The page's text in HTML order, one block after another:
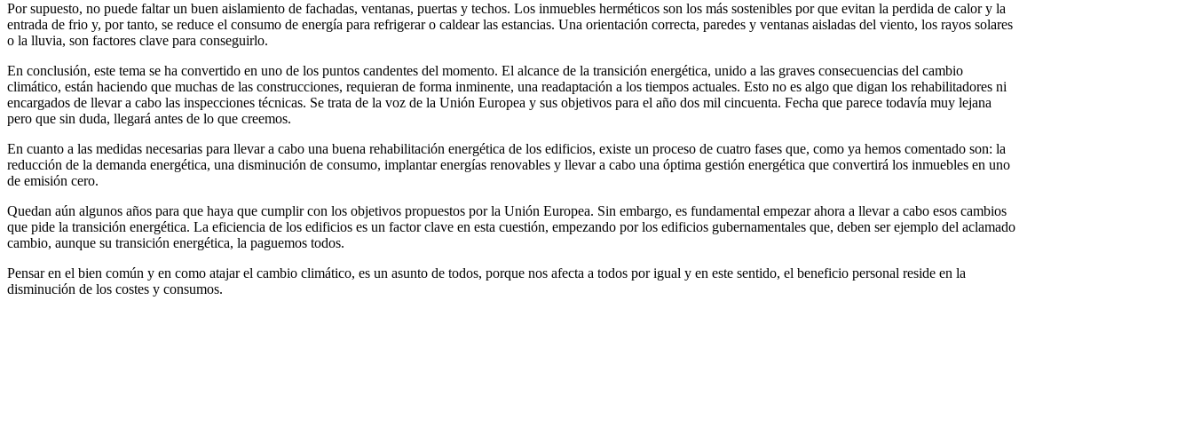
Por supuesto, no puede faltar un buen aislamiento de fachadas, ventanas, puertas y techos. Los inmuebles herméticos son los más sostenibles por que evitan la perdida de calor y la
entrada de frio y, por tanto, se reduce el consumo de energía para refrigerar o caldear las estancias. Una orientación correcta, paredes y ventanas aisladas del viento, los rayos solares
o la lluvia, son factores clave para conseguirlo.
En conclusión, este tema se ha convertido en uno de los puntos candentes del momento. El alcance de la transición energética, unido a las graves consecuencias del cambio
climático, están haciendo que muchas de las construcciones, requieran de forma inminente, una readaptación a los tiempos actuales. Esto no es algo que digan los rehabilitadores ni
encargados de llevar a cabo las inspecciones técnicas. Se trata de la voz de la Unión Europea y sus objetivos para el año dos mil cincuenta. Fecha que parece todavía muy lejana
pero que sin duda, llegará antes de lo que creemos.
En cuanto a las medidas necesarias para llevar a cabo una buena rehabilitación energética de los edificios, existe un proceso de cuatro fases que, como ya hemos comentado son: la
reducción de la demanda energética, una disminución de consumo, implantar energías renovables y llevar a cabo una óptima gestión energética que convertirá los inmuebles en uno
de emisión cero.
Quedan aún algunos años para que haya que cumplir con los objetivos propuestos por la Unión Europea. Sin embargo, es fundamental empezar ahora a llevar a cabo esos cambios
que pide la transición energética. La eficiencia de los edificios es un factor clave en esta cuestión, empezando por los edificios gubernamentales que, deben ser ejemplo del aclamado
cambio, aunque su transición energética, la paguemos todos.
Pensar en el bien común y en como atajar el cambio climático, es un asunto de todos, porque nos afecta a todos por igual y en este sentido, el beneficio personal reside en la
disminución de los costes y consumos.